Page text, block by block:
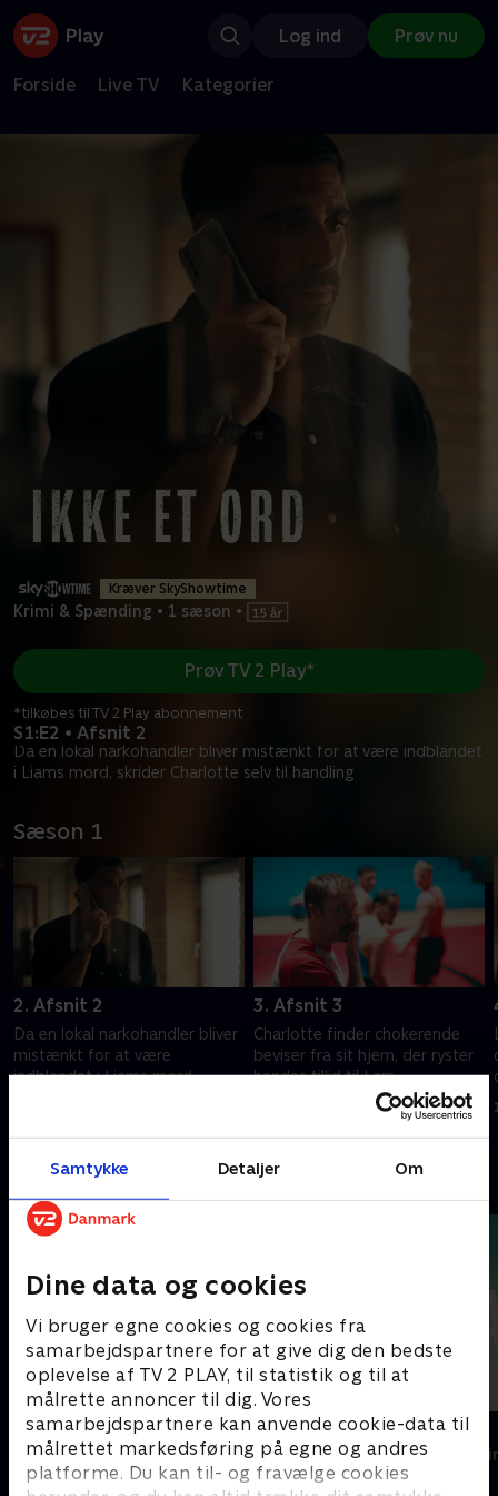
Samtykke Detaljer Om
Dine data og cookies
Vi bruger egne cookies og cookies fra
samarbejdspartnere for at give dig den bedste
oplevelse af TV 2 PLAY, til statistik og til at
målrette annoncer til dig. Vores
samarbejdspartnere kan anvende cookie-data til
målrettet markedsføring på egne og andres
platforme. Du kan til- og fravælge cookies
Log ind Prøv nu
Forside Live TV Kategorier
Kræver SkyShowtime
Krimi & Spænding • 1 sæson •
S1:E2 • Afsnit 2
Da en lokal narkohandler bliver mistænkt for at være indblandet
i Liams mord, skrider Charlotte selv til handling
Prøv TV 2 Play*
*tilkøbes til TV 2 Play abonnement
Sæson 1
2. Afsnit 2
Da en lokal narkohandler bliver
mistænkt for at være
indblandet i Liams mord,
3. Afsnit 3
Charlotte finder chokerende
beviser fra sit hjem, der ryster
hendes tillid til Lars
17. oktober 2024 • 42 min
Andre så også
Top Dog
Krimi & Spænding • 1 sæsoner
The Au Pair
Krimi &